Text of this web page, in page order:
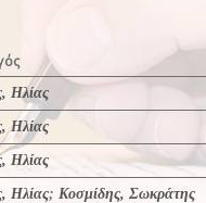
Ηλίας
Ηλίας
Ηλίας
Ηλίας; Κοσμίδης, Σωκράτης